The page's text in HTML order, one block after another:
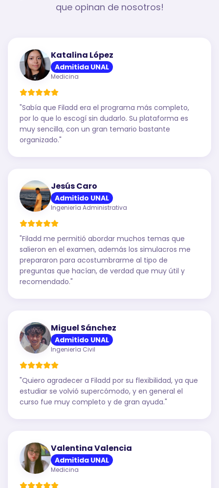
que opinan de nosotros!
Katalina López
Admitida UNAL
Medicina
"Sabía que Filadd era el programa más completo,
por lo que lo escogí sin dudarlo. Su plataforma es
muy sencilla, con un gran temario bastante
organizado."
Jesús Caro
Admitido UNAL
Ingeniería Administrativa
"Filadd me permitió abordar muchos temas que
salieron en el examen, además los simulacros me
prepararon para acostumbrarme al tipo de
preguntas que hacían, de verdad que muy útil y
recomendado."
Miguel Sánchez
Admitido UNAL
Ingeniería Civil
"Quiero agradecer a Filadd por su flexibilidad, ya que
estudiar se volvió supercómodo, y en general el
curso fue muy completo y de gran ayuda."
Valentina Valencia
Admitida UNAL
Medicina